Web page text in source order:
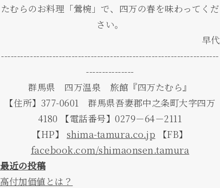
たむらのお料理「鶯椀」で、四万の春を味わってくだ
さい。
早代
--------------------------------------------------------------------
---------------
群馬県 四万温泉 旅館『四万たむら』
【住所】377-0601 群馬県吾妻郡中之条町大字四万
4180 【電話番号】0279－64－2111
【HP】 shima-tamura.co.jp 【FB】
facebook.com/shimaonsen.tamura
最近の投稿
高付加価値とは？